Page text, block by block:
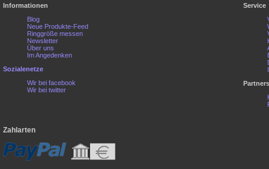
Informationen
Blog
Neue Produkte-Feed
Ringgröße messen
Newsletter
Über uns
Im Angedenken
Sozialenetze
Wir bei facebook
Wir bei twitter
Service
Zahlarten